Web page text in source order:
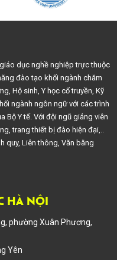
giáo dục nghề nghiệp trực thuộc
đào tạo khối ngành chăm
Hộ sinh, Y học cổ truyền, Kỹ
ngành ngôn ngữ với các trình
Bộ Y tế. Với đội ngũ giảng viên
trang thiết bị đào hiện đại,..
quy, Liên thông, Văn bằng
HÀ NỘI
phường Xuân Phương,
Yên